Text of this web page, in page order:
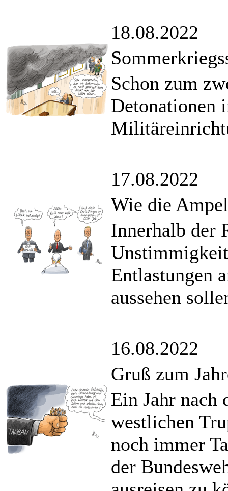
18.08.2022
Schon zum
Detonationen
17.08.2022
Wie die
Innerhalb der
Entlastungen
aussehen
16.08.2022
Gruß zum
Ein Jahr nach
westlichen
noch immer
der